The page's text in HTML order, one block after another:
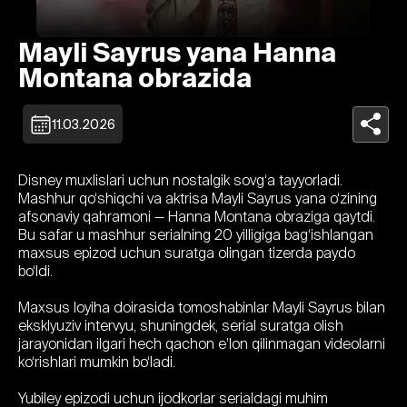
Mayli Sayrus yana Hanna
Montana obrazida
11.03.2026
Disney muxlislari uchun nostalgik sovg‘a tayyorladi.
Mashhur qo‘shiqchi va aktrisa Mayli Sayrus yana o‘zining
afsonaviy qahramoni — Hanna Montana obraziga qaytdi.
Bu safar u mashhur serialning 20 yilligiga bag‘ishlangan
maxsus epizod uchun suratga olingan tizerda paydo
bo‘ldi.
Maxsus loyiha doirasida tomoshabinlar Mayli Sayrus bilan
eksklyuziv intervyu, shuningdek, serial suratga olish
jarayonidan ilgari hech qachon e’lon qilinmagan videolarni
ko‘rishlari mumkin bo‘ladi.
Yubiley epizodi uchun ijodkorlar serialdagi muhim